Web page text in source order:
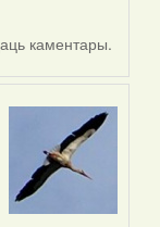
каментары.